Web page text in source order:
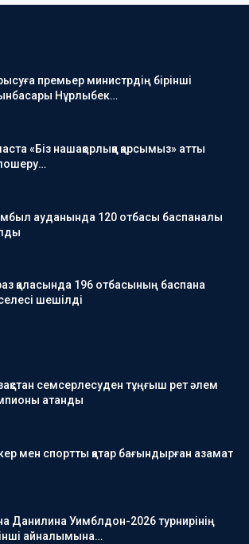
премьер министрдің бірінші
Нұрлыбек…
«Біз нашақорлыққа қарсымыз» атты
ауданында 120 отбасы баспаналы
қаласында 196 отбасының баспана
шешілді
семсерлесуден тұңғыш рет әлем
атанды
мен спортты қатар бағындырған азамат
Данилина Уимблдон-2026 турнирінің
айналымына…